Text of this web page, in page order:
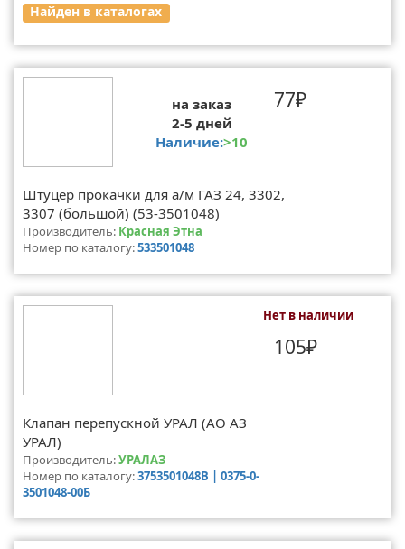
Найден в каталогах
на заказ
2-5 дней
Наличие:>10
77₽
Штуцер прокачки для а/м ГАЗ 24, 3302,
3307 (большой) (53-3501048)
Производитель: Красная Этна
Номер по каталогу:533501048
Нет в наличии
105₽
Клапан перепускной УРАЛ (АО АЗ
УРАЛ)
Производитель:УРАЛАЗ
Номер по каталогу:3753501048B | 0375-0-
3501048-00Б